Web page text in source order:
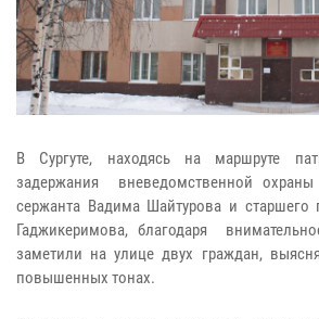
В Сургуте, находясь на маршруте
задержания вневедомственной
сержанта Вадима Шайтурова и
Гаджикеримова, благодаря
заметили на улице двух граждан,
повышенных тонах.